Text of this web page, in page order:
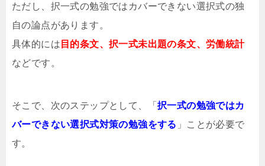
ただし、択一式の勉強ではカバーできない選択式の独
自の論点があります。
具体的には 目的条文、択一式未出題の条文、労働統計
などです。
そこで、次のステップとして、「 択一式の勉強ではカ
バーできない選択式対策の勉強をする 」ことが必要で
す。